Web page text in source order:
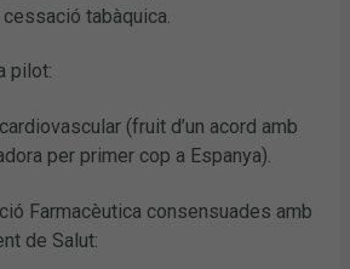
tabàquica.
pilot:
(fruit d’un acord amb
per primer cop a Espanya).
Farmacèutica consensuades amb
de Salut: